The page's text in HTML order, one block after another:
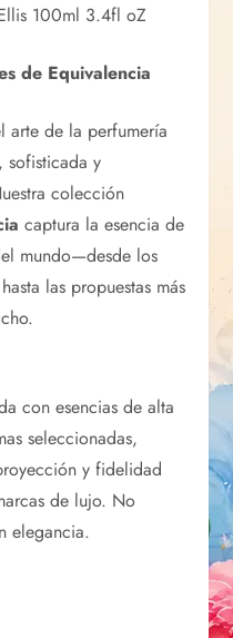
100ml 3.4fl oZ
de Equivalencia
arte de la perfumería
sofisticada y
colección
captura la esencia de
mundo—desde los
las propuestas más
con esencias de alta
seleccionadas,
y fidelidad
de lujo. No
elegancia.